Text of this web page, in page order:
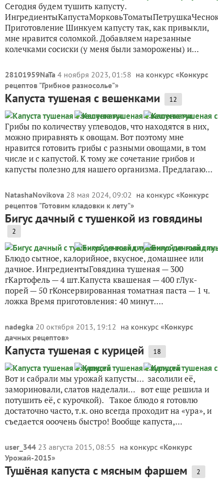
Сегодня будем тушить капусту.
Приготовление Шинкуем капусту так, как привыкли,
мне нравится соломкой. Добавляем нарезанные
колечками сосиски (у меня были заморожены) и...
28101959NaTa 4 ноября 2023, 01:58 на конкурс «Конкурс
рецептов "Грибное разносолье"»
Капуста тушеная с вешенками 12
Грибы по количеству углеводов, что находятся в них,
можно приравнять к овощам. Вот поэтому мне
нравится готовить грибы с разными овощами, в том
числе и с капустой. К тому же сочетание грибов и
капусты полезно для нашего организма. Предлагаю...
NatashaNovikova 28 мая 2024, 09:02 на конкурс «Конкурс
рецептов "Готовим кладовки к лету"»
Бигус дачный с тушенкой из говядины
2
Блюдо сытное, калорийное, вкусное, домашнее или
дачное. ИнгредиентыГовядина тушеная — 300
гКартофель — 4 шт.Капуста квашеная — 400 гЛук-
порей — 50 гКонсервированная томатная паста — 1 ч.
ложка Время приготовления: 40 минут....
nadegka 20 октября 2013, 19:12 на конкурс «Конкурс
дачных рецептов»
Капуста тушеная с курицей 18
Вот и сабрали мы урожай капусты… засолили её,
замориновали, слатов наделали… вот еще решила и
потушить её, с курочкой). Такое блюдо я готовлю
достаточно часто, т.к. оно всегда проходит на «ура», и
съедается ооочень быстро! Вообще капуста,...
user_344 23 августа 2015, 08:55 на конкурс «Конкурс
Урожай-2015»
Тушёная капуста с мясным фаршем 2